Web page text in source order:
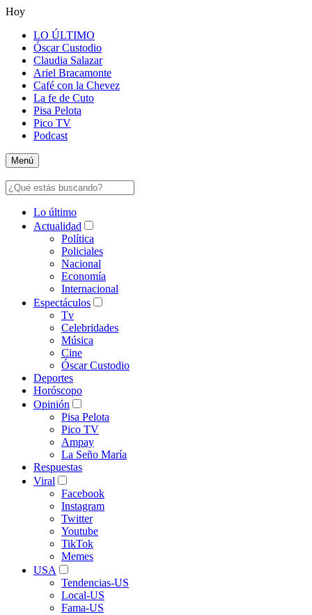
Hoy
LO ÚLTIMO
Óscar Custodio
Claudia Salazar
Ariel Bracamonte
Café con la Chevez
La fe de Cuto
Pisa Pelota
Pico TV
Podcast
Menú
Lo último
Actualidad
Política
Policiales
Nacional
Economía
Internacional
Espectáculos
Tv
Celebridades
Música
Cine
Óscar Custodio
Deportes
Horóscopo
Opinión
Pisa Pelota
Pico TV
Ampay
La Seño María
Respuestas
Viral
Facebook
Instagram
Twitter
Youtube
TikTok
Memes
USA
Tendencias-US
Local-US
Fama-US